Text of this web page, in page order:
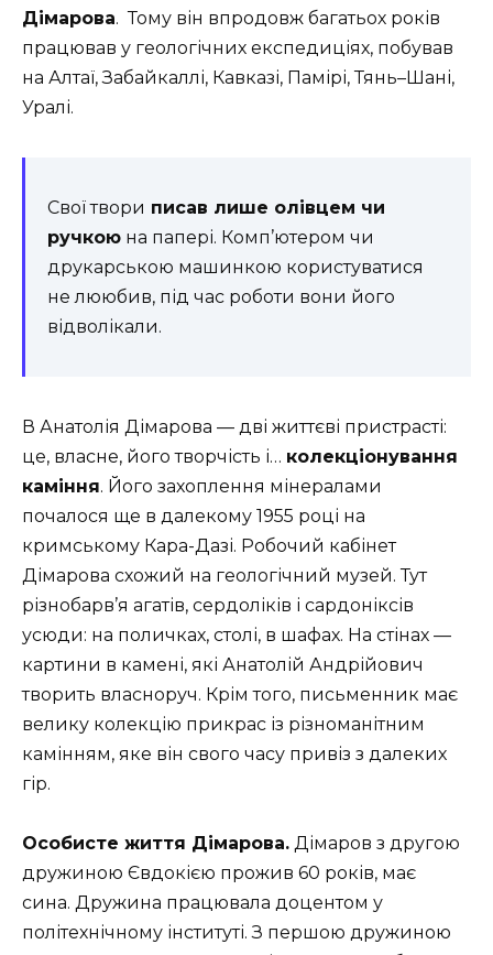
Дімарова. Тому він впродовж багатьох років
працював у геологічних експедиціях, побував
на Алтаї, Забайкаллі, Кавказі, Памірі, Тянь–Шані,
Уралі.
Свої твори писав лише олівцем чи
ручкою на папері. Комп’ютером чи
друкарською машинкою користуватися
не лююбив, під час роботи вони його
відволікали.
В Анатолія Дімарова — дві життєві пристрасті:
це, власне, його творчість і… колекціонування
каміння. Його захоплення мінералами
почалося ще в далекому 1955 році на
кримському Кара-Дазі. Робочий кабінет
Дімарова схожий на геологічний музей. Тут
різнобарв’я агатів, сердоліків і сардоніксів
усюди: на поличках, столі, в шафах. На стінах —
картини в камені, які Анатолій Андрійович
творить власноруч. Крім того, письменник має
велику колекцію прикрас із різноманітним
камінням, яке він свого часу привіз з далеких
гір.
Особисте життя Дімарова. Дімаров з другою
дружиною Євдокією прожив 60 років, має
сина. Дружина працювала доцентом у
політехнічному інституті. З першою дружиною